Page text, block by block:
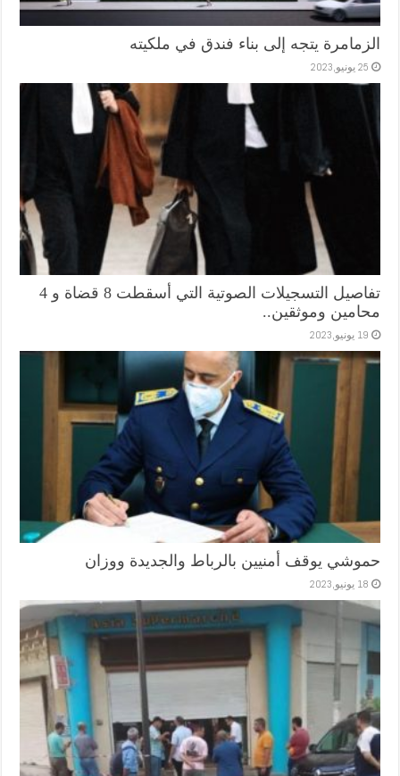
الزمامرة يتجه إلى بناء فندق في ملكيته
25 يونيو,2023
تفاصيل التسجيلات الصوتية التي أسقطت 8 قضاة و 4
محامين وموثقين..
19 يونيو,2023
حموشي يوقف أمنيين بالرباط والجديدة ووزان
18 يونيو,2023